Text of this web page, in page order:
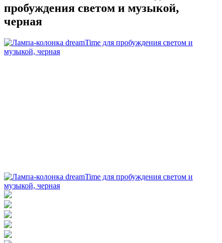
пробуждения светом и музыкой,
черная